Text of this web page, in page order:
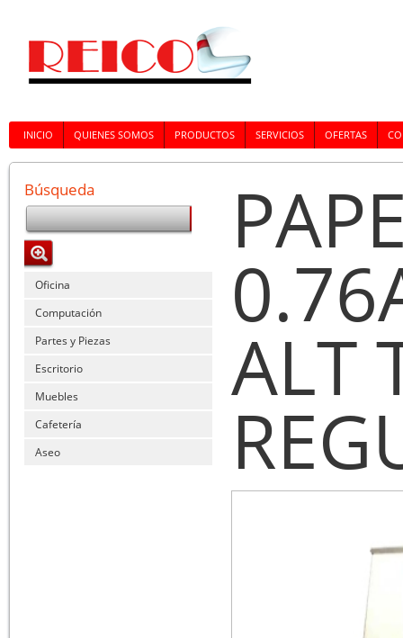
INICIO QUIENES SOMOS PRODUCTOS SERVICIOS OFERTAS
Búsqueda
Oficina
Computación
Partes y Piezas
Escritorio
Muebles
Cafetería
Aseo
ALT